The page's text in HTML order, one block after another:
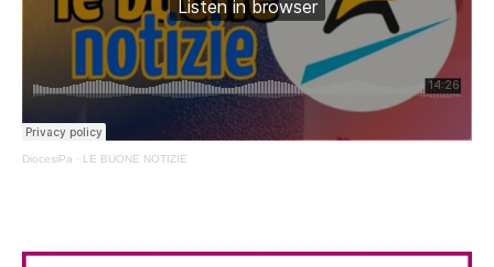
DiocesiPa · LE BUONE NOTIZIE